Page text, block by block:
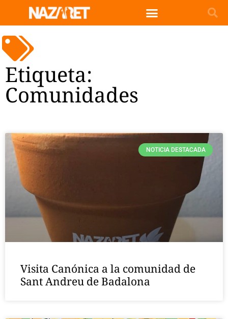
Etiqueta:
Comunidades
NOTICIA DESTACADA
Visita Canónica a la comunidad de
Sant Andreu de Badalona